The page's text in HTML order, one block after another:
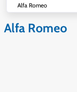
Alfa Romeo
Alfa Romeo